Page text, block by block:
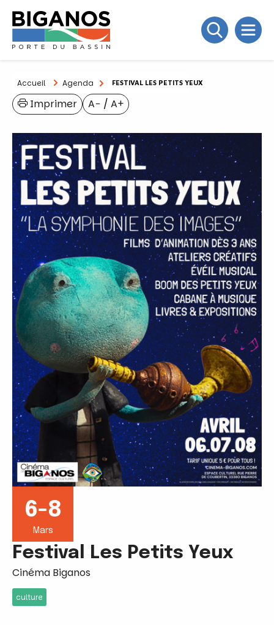
Accueil Agenda FESTIVAL LES PETITS YEUX
A− / A+
Imprimer
6-8
Mars
Festival Les Petits Yeux
Cinéma Biganos
culture